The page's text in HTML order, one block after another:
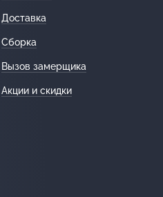
Доставка
Сборка
Вызов замерщика
Акции и скидки